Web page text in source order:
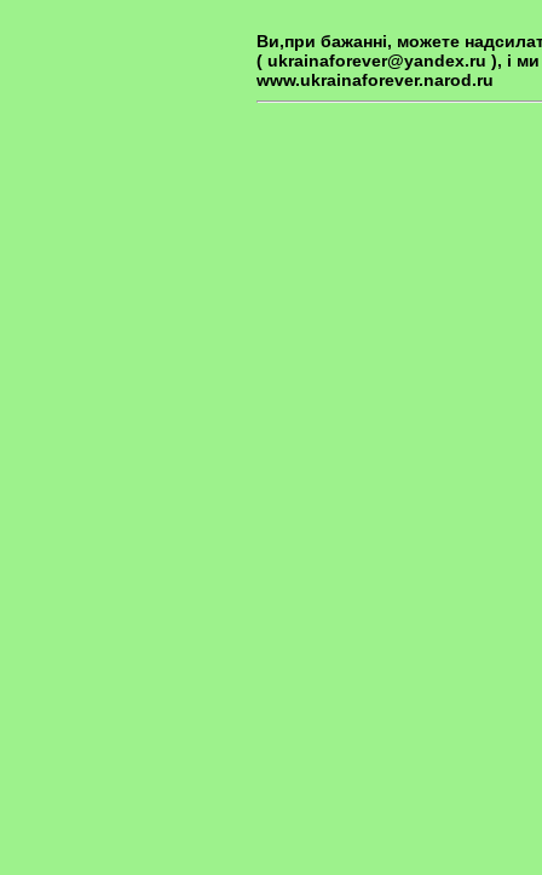
Ви,при бажанні, можете
( ukrainaforever@yandex.ru ), і
www.ukrainaforever.narod.ru